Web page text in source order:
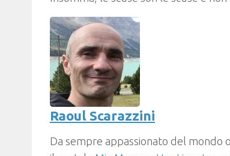
Raoul Scarazzini
Da sempre appassionato del mondo